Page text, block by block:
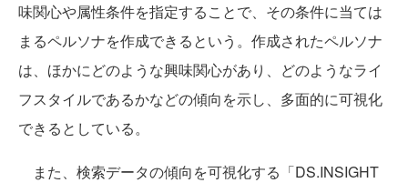
味関心や属性条件を指定することで、その条件に当ては
まるペルソナを作成できるという。作成されたペルソナ
は、ほかにどのような興味関心があり、どのようなライ
フスタイルであるかなどの傾向を示し、多面的に可視化
できるとしている。
また、検索データの傾向を可視化する「DS.INSIGHT